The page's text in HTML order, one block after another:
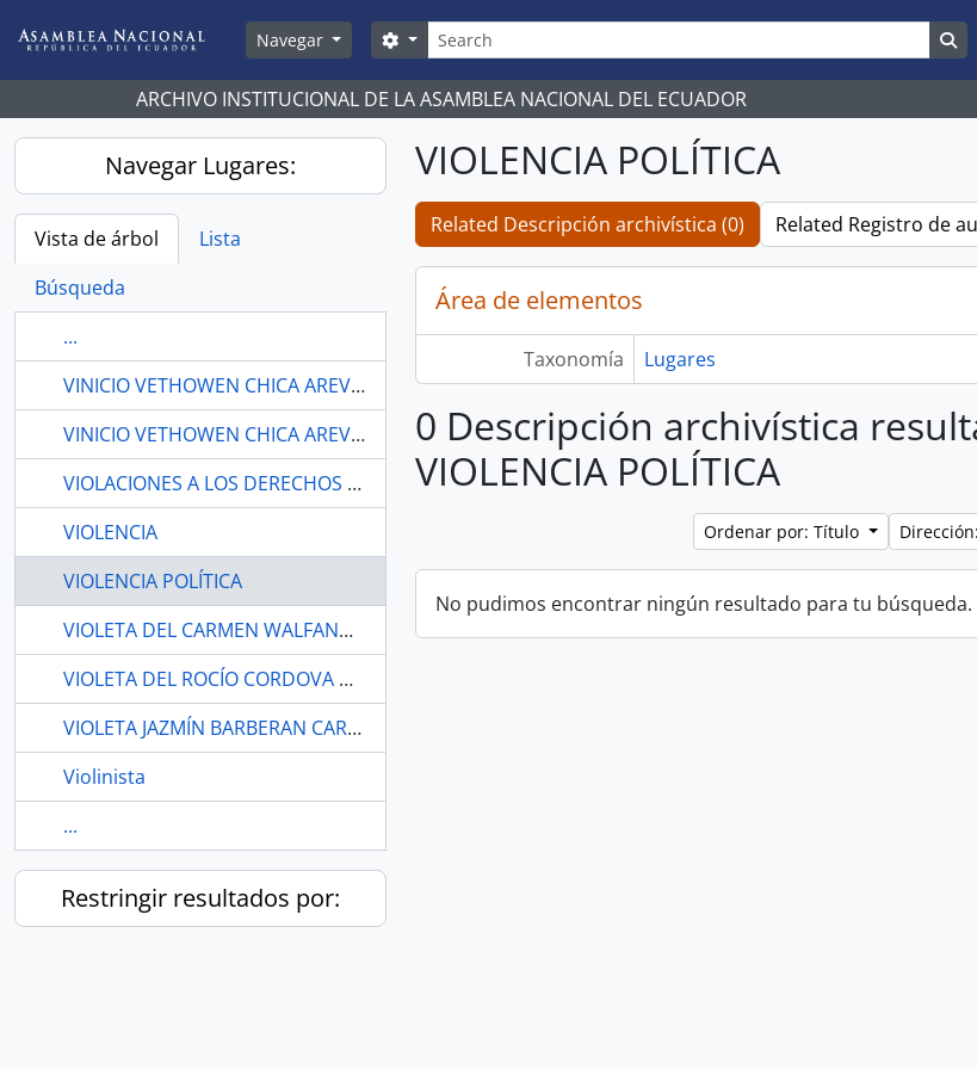
Navegar
Búsqueda
Search options
ARCHIVO INSTITUCIONAL DE LA ASAMBLEA NACIONAL DEL ECUADOR
Navegar Lugares:
Vista de árbol
Lista
Búsqueda
...
VINICIO VETHOWEN CHICA AREVALO
VINICIO VETHOWEN CHICA AREVALO
VIOLACIONES A LOS DERECHOS Y PRINCIPIOS DETERMINADOS EN LA CONSTITUCIÓN
VIOLENCIA
VIOLENCIA POLÍTICA
VIOLETA DEL CARMEN WALFANDERY.
VIOLETA DEL ROCÍO CORDOVA MATAMOROS.
VIOLETA JAZMÍN BARBERAN CARREÑO
Violinista
...
Restringir resultados por:
VIOLENCIA POLÍTICA
Related Descripción archivística (0) Related Registro de
Área de elementos
Taxonomía Lugares
0 Descripción archivística
VIOLENCIA POLÍTICA
Ordenar por: Título
No pudimos encontrar ningún resultado para tu búsqueda.